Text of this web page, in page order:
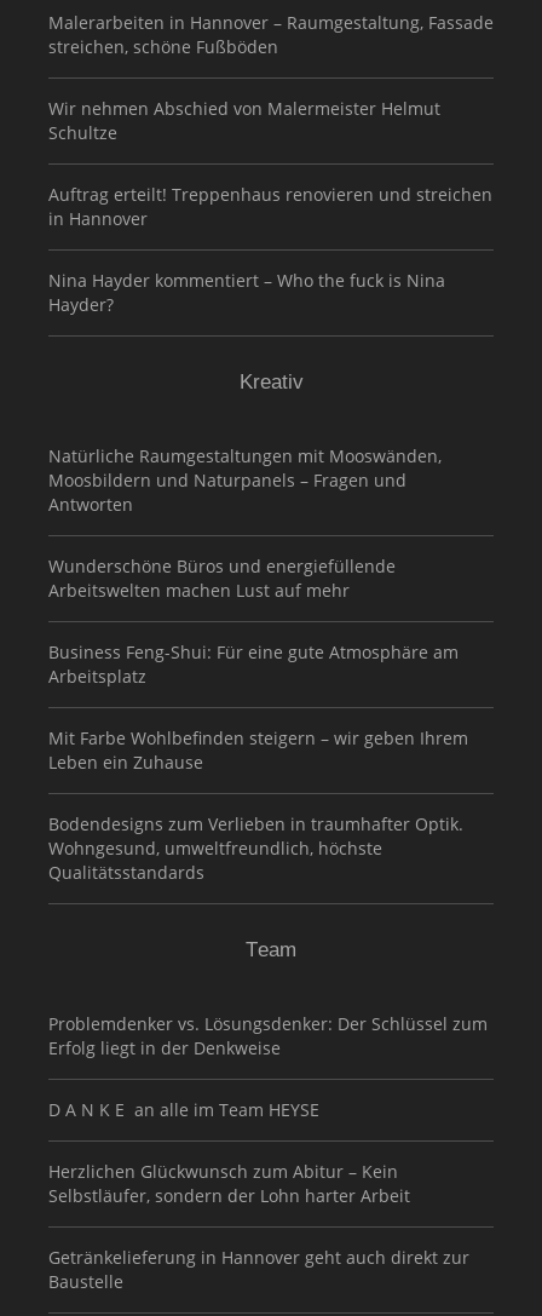
Malerarbeiten in Hannover – Raumgestaltung, Fassade
streichen, schöne Fußböden
Wir nehmen Abschied von Malermeister Helmut
Schultze
Auftrag erteilt! Treppenhaus renovieren und streichen
in Hannover
Nina Hayder kommentiert – Who the fuck is Nina
Hayder?
Kreativ
Natürliche Raumgestaltungen mit Mooswänden,
Moosbildern und Naturpanels – Fragen und
Antworten
Wunderschöne Büros und energiefüllende
Arbeitswelten machen Lust auf mehr
Business Feng-Shui: Für eine gute Atmosphäre am
Arbeitsplatz
Mit Farbe Wohlbefinden steigern – wir geben Ihrem
Leben ein Zuhause
Bodendesigns zum Verlieben in traumhafter Optik.
Wohngesund, umweltfreundlich, höchste
Qualitätsstandards
Team
Problemdenker vs. Lösungsdenker: Der Schlüssel zum
Erfolg liegt in der Denkweise
D A N K E an alle im Team HEYSE
Herzlichen Glückwunsch zum Abitur – Kein
Selbstläufer, sondern der Lohn harter Arbeit
Getränkelieferung in Hannover geht auch direkt zur
Baustelle